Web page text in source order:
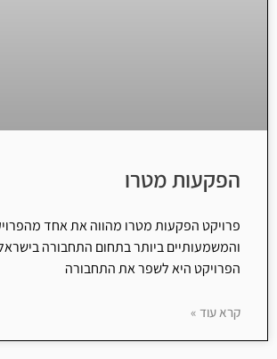
הפקעות מטרו
פרויקט הפקעות מטרו מהווה את אחד
והמשמעותיים ביותר בתחום התחבורה
הפרויקט היא לשפר את התחבורה
קרא עוד »